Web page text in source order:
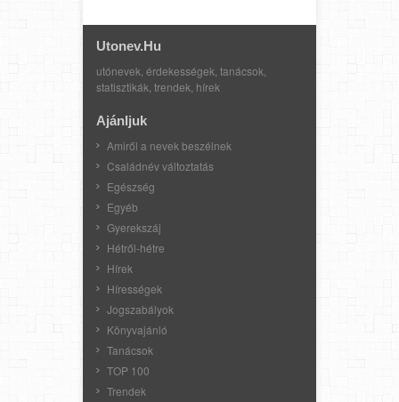
Utonev.hu
utónevek, érdekességek, tanácsok,
statisztikák, trendek, hírek
Ajánljuk
Amiről a nevek beszélnek
Családnév változtatás
Egészség
Egyéb
Gyerekszáj
Hétről-hétre
Hírek
Hírességek
Jogszabályok
Könyvajánló
Tanácsok
TOP 100
Trendek